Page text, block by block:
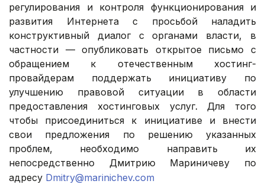
регулирования и контроля функционирования и
развития Интернета с просьбой наладить
конструктивный диалог с органами власти, в
частности — опубликовать открытое письмо с
обращением к отечественным хостинг-
провайдерам поддержать инициативу по
улучшению правовой ситуации в области
предоставления хостинговых услуг. Для того
чтобы присоединиться к инициативе и внести
свои предложения по решению указанных
проблем, необходимо направить их
непосредственно Дмитрию Мариничеву по
адресу Dmitry@marinichev.com